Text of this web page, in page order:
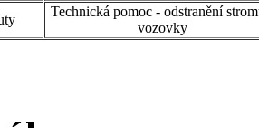
Technická pomoc - odstranění
vozovky